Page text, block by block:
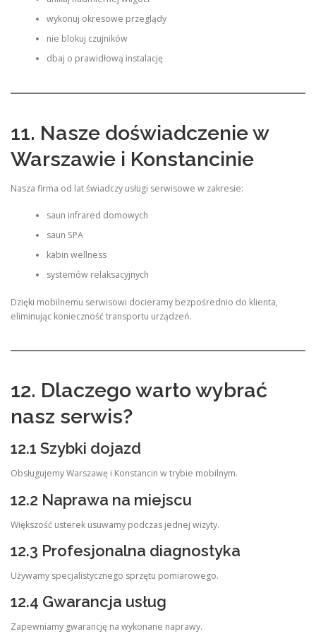
wykonuj okresowe przeglądy
nie blokuj czujników
dbaj o prawidłową instalację
11. Nasze doświadczenie w
Warszawie i Konstancinie
Nasza firma od lat świadczy usługi serwisowe w zakresie:
saun infrared domowych
saun SPA
kabin wellness
systemów relaksacyjnych
Dzięki mobilnemu serwisowi docieramy bezpośrednio do klienta,
eliminując konieczność transportu urządzeń.
12. Dlaczego warto wybrać
nasz serwis?
12.1 Szybki dojazd
Obsługujemy Warszawę i Konstancin w trybie mobilnym.
12.2 Naprawa na miejscu
Większość usterek usuwamy podczas jednej wizyty.
12.3 Profesjonalna diagnostyka
Używamy specjalistycznego sprzętu pomiarowego.
12.4 Gwarancja usług
Zapewniamy gwarancję na wykonane naprawy.